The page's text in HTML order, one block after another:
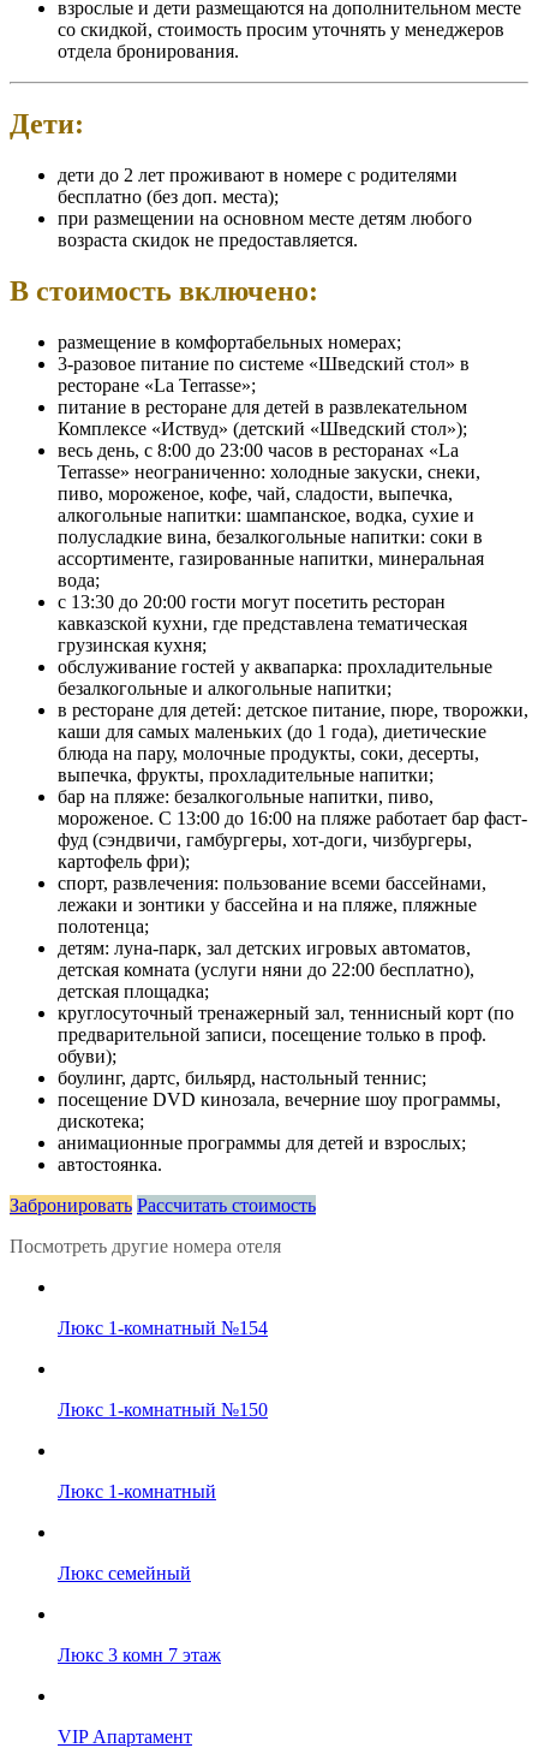
взрослые и дети размещаются на дополнительном месте
со скидкой, стоимость просим уточнять у менеджеров
отдела бронирования.
Дети:
дети до 2 лет проживают в номере с родителями
бесплатно (без доп. места);
при размещении на основном месте детям любого
возраста скидок не предоставляется.
В стоимость включено:
размещение в комфортабельных номерах;
3-разовое питание по системе «Шведский стол» в
ресторане «La Terrasse»;
питание в ресторане для детей в развлекательном
Комплексе «Иствуд» (детский «Шведский стол»);
весь день, с 8:00 до 23:00 часов в ресторанах «La
Terrasse» неограниченно: холодные закуски, снеки,
пиво, мороженое, кофе, чай, сладости, выпечка,
алкогольные напитки: шампанское, водка, сухие и
полусладкие вина, безалкогольные напитки: соки в
ассортименте, газированные напитки, минеральная
вода;
с 13:30 до 20:00 гости могут посетить ресторан
кавказской кухни, где представлена тематическая
грузинская кухня;
обслуживание гостей у аквапарка: прохладительные
безалкогольные и алкогольные напитки;
в ресторане для детей: детское питание, пюре, творожки,
каши для самых маленьких (до 1 года), диетические
блюда на пару, молочные продукты, соки, десерты,
выпечка, фрукты, прохладительные напитки;
бар на пляже: безалкогольные напитки, пиво,
мороженое. С 13:00 до 16:00 на пляже работает бар фаст-
фуд (сэндвичи, гамбургеры, хот-доги, чизбургеры,
картофель фри);
спорт, развлечения: пользование всеми бассейнами,
лежаки и зонтики у бассейна и на пляже, пляжные
полотенца;
детям: луна-парк, зал детских игровых автоматов,
детская комната (услуги няни до 22:00 бесплатно),
детская площадка;
круглосуточный тренажерный зал, теннисный корт (по
предварительной записи, посещение только в проф.
обуви);
боулинг, дартс, бильярд, настольный теннис;
посещение DVD кинозала, вечерние шоу программы,
дискотека;
анимационные программы для детей и взрослых;
автостоянка.
Забронировать Рассчитать стоимость
Посмотреть другие номера отеля
Люкс 1-комнатный №154
Люкс 1-комнатный №150
Люкс 1-комнатный
Люкс семейный
Люкс 3 комн 7 этаж
VIP Апартамент